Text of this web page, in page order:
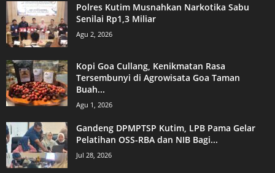
Polres Kutim Musnahkan Narkotika Sabu
Senilai Rp1,3 Miliar
Agu 2, 2026
Kopi Goa Cullang, Kenikmatan Rasa
Tersembunyi di Agrowisata Goa Taman
Buah...
Agu 1, 2026
Gandeng DPMPTSP Kutim, LPB Pama Gelar
Pelatihan OSS-RBA dan NIB Bagi...
Jul 28, 2026